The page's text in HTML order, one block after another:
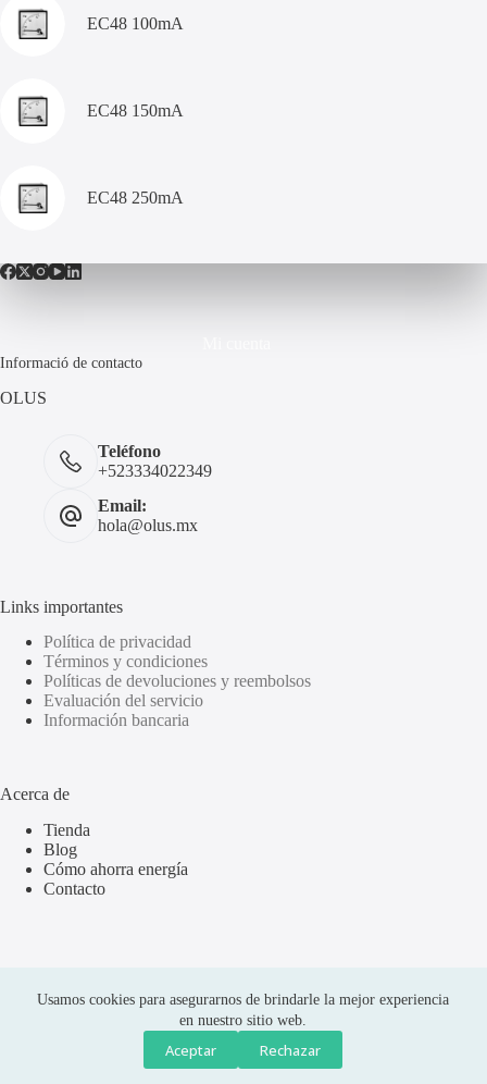
Usamos cookies para asegurarnos de brindarle la mejor experiencia
en nuestro sitio web.
Aceptar Rechazar
EC48 100mA
EC48 150mA
EC48 250mA
Informació de contacto
OLUS
Teléfono
+523334022349
Email:
hola@olus.mx
Links importantes
Política de privacidad
Términos y condiciones
Políticas de devoluciones y reembolsos
Evaluación del servicio
Información bancaria
Acerca de
Tienda
Blog
Cómo ahorra energía
Contacto